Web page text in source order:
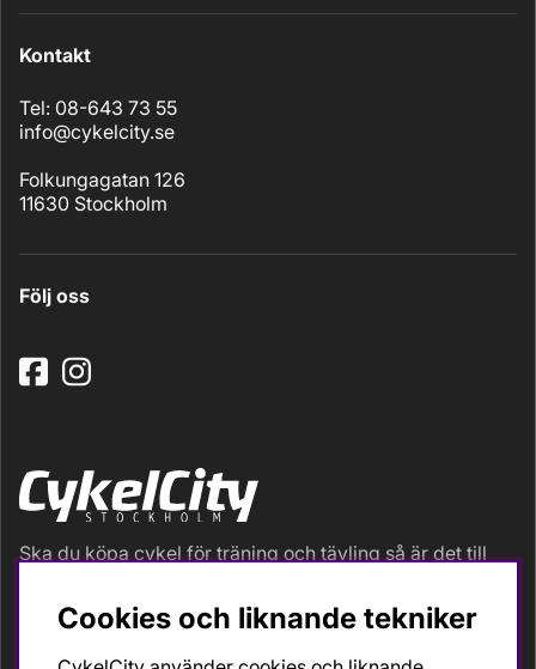
Kontakt
Tel: 08-643 73 55
info@cykelcity.se
Folkungagatan 126
11630 Stockholm
Följ oss
Ska du köpa cykel för träning och tävling så är det till
Vi är en mycket personlig cykelaffär med hög
servicegrad och alla vi som jobbar är inbitna cyklister
Cookies och liknande tekniker